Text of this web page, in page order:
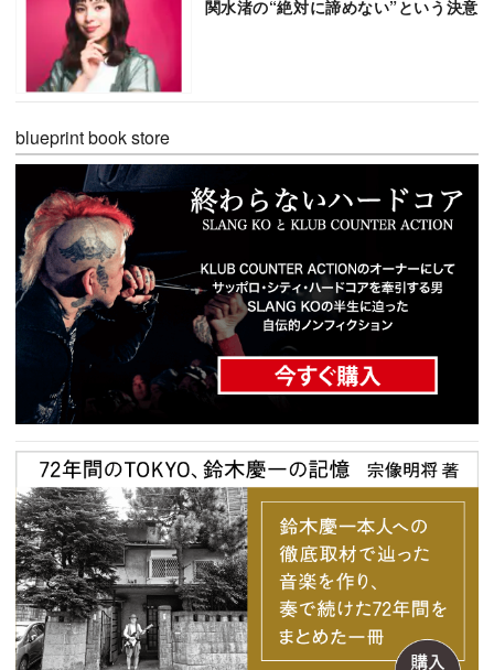
関水渚の“絶対に諦めない”という決意
blueprint book store